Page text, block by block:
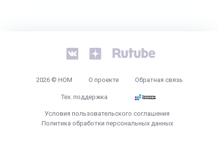
2026 © НОМ О проекте Обратная связь
Тех. поддержка
Условия пользовательского соглашения
Политика обработки персональных данных